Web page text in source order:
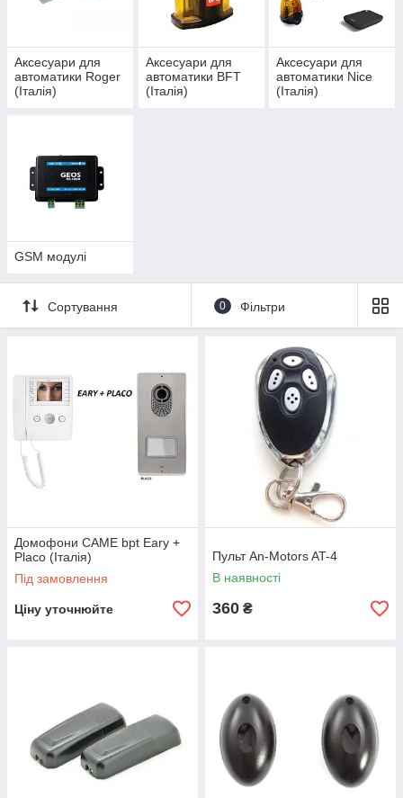
Аксесуари для
автоматики Roger
(Італія)
Аксесуари для
автоматики BFT
(Італія)
Аксесуари для
автоматики Nice
(Італія)
GSM модулі
Сортування 0 Фільтри
Домофони CAME bpt Eary +
Placo (Італія)
Під замовлення
Ціну уточнюйте
Пульт An-Motors AT-4
В наявності
360 ₴